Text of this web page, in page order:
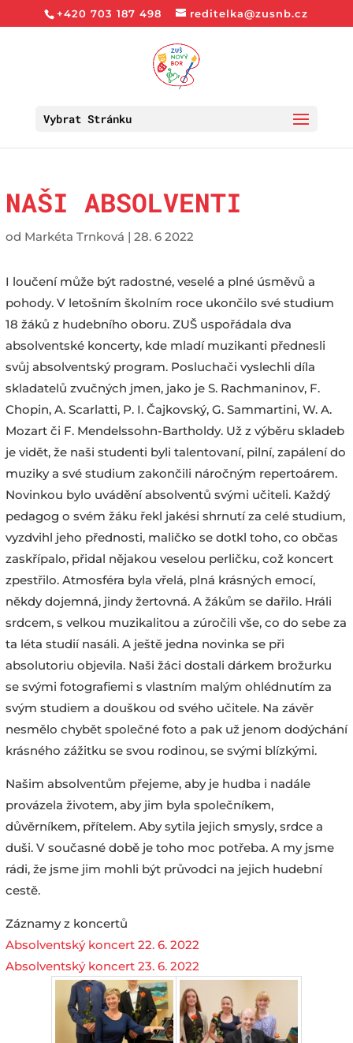
+420 703 187 498 reditelka@zusnb.cz
Vybrat Stránku
NAŠI ABSOLVENTI
od Markéta Trnková | 28. 6 2022
I loučení může být radostné, veselé a plné úsměvů a
pohody. V letošním školním roce ukončilo své studium
18 žáků z hudebního oboru. ZUŠ uspořádala dva
absolventské koncerty, kde mladí muzikanti přednesli
svůj absolventský program. Posluchači vyslechli díla
skladatelů zvučných jmen, jako je S. Rachmaninov, F.
Chopin, A. Scarlatti, P. I. Čajkovský, G. Sammartini, W. A.
Mozart či F. Mendelssohn-Bartholdy. Už z výběru skladeb
je vidět, že naši studenti byli talentovaní, pilní, zapálení do
muziky a své studium zakončili náročným repertoárem.
Novinkou bylo uvádění absolventů svými učiteli. Každý
pedagog o svém žáku řekl jakési shrnutí za celé studium,
vyzdvihl jeho přednosti, maličko se dotkl toho, co občas
zaskřípalo, přidal nějakou veselou perličku, což koncert
zpestřilo. Atmosféra byla vřelá, plná krásných emocí,
někdy dojemná, jindy žertovná. A žákům se dařilo. Hráli
srdcem, s velkou muzikalitou a zúročili vše, co do sebe za
ta léta studií nasáli. A ještě jedna novinka se při
absolutoriu objevila. Naši žáci dostali dárkem brožurku
se svými fotografiemi s vlastním malým ohlédnutím za
svým studiem a douškou od svého učitele. Na závěr
nesmělo chybět společné foto a pak už jenom dodýchání
krásného zážitku se svou rodinou, se svými blízkými.
Našim absolventům přejeme, aby je hudba i nadále
provázela životem, aby jim byla společníkem,
důvěrníkem, přítelem. Aby sytila jejich smysly, srdce a
duši. V současné době je toho moc potřeba. A my jsme
rádi, že jsme jim mohli být průvodci na jejich hudební
cestě.
Záznamy z koncertů
Absolventský koncert 22. 6. 2022
Absolventský koncert 23. 6. 2022